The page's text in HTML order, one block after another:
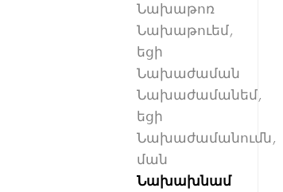
Նախաթոռ
Նախաթուեմ,
եցի
Նախաժաման
Նախաժամանեմ,
եցի
Նախաժամանումն,
ման
Նախախնամ